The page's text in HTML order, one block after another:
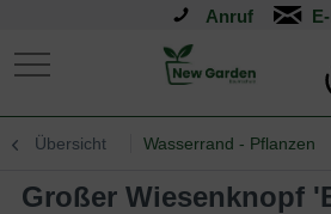
Anruf
Übersicht Wasserrand - Pflanzen
Großer Wiesenknopf